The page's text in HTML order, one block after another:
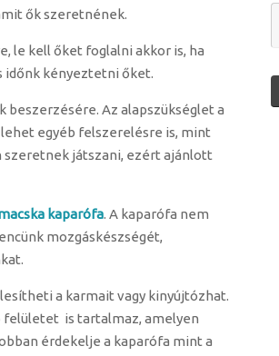
ők szeretnének.
le kell őket foglalni akkor is, ha
időnk kényeztetni őket.
beszerzésére. Az alapszükséglet a
egyéb felszerelésre is, mint
szeretnek játszani, ezért ajánlott
kaparófa. A kaparófa nem
mozgáskészségét,
a karmait vagy kinyújtózhat.
felületet is tartalmaz, amelyen
érdekelje a kaparófa mint a